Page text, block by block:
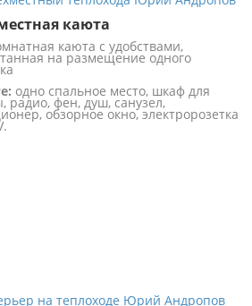
каюта
каюта с удобствами,
на размещение одного
одно спальное место, шкаф для
радио, фен, душ, санузел,
обзорное окно, электророзетка